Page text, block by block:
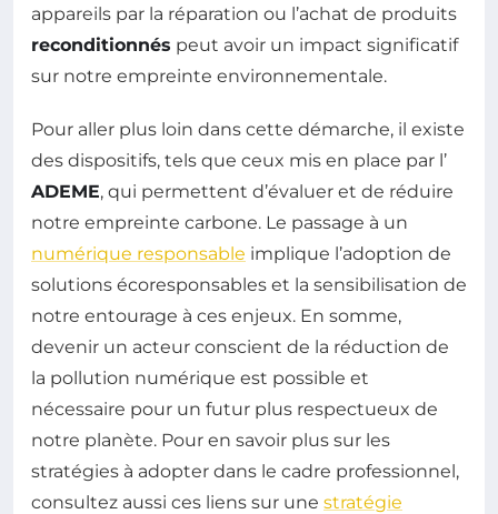
appareils par la réparation ou l’achat de produits
reconditionnés peut avoir un impact significatif
sur notre empreinte environnementale.
Pour aller plus loin dans cette démarche, il existe
des dispositifs, tels que ceux mis en place par l’
ADEME, qui permettent d’évaluer et de réduire
notre empreinte carbone. Le passage à un
numérique responsable implique l’adoption de
solutions écoresponsables et la sensibilisation de
notre entourage à ces enjeux. En somme,
devenir un acteur conscient de la réduction de
la pollution numérique est possible et
nécessaire pour un futur plus respectueux de
notre planète. Pour en savoir plus sur les
stratégies à adopter dans le cadre professionnel,
consultez aussi ces liens sur une stratégie